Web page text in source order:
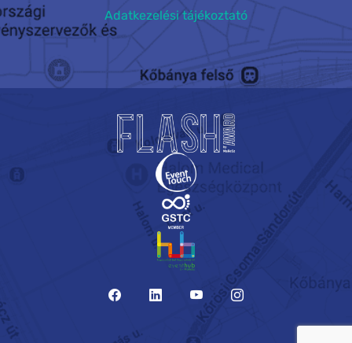
Adatkezelési tájékoztató